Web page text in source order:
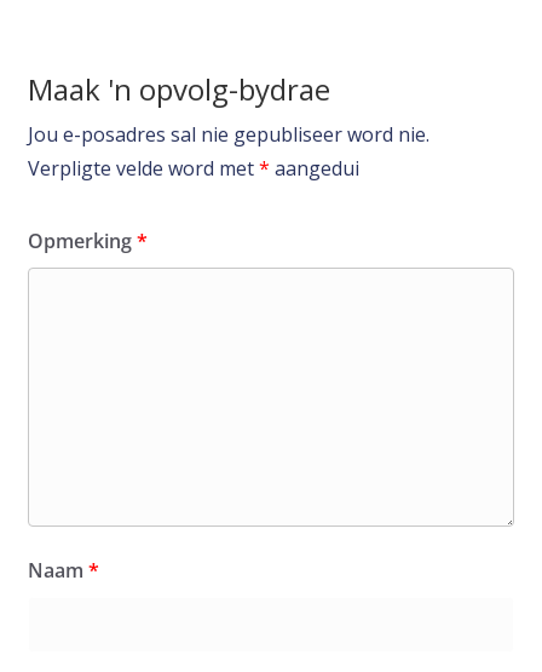
Maak 'n opvolg-bydrae
Jou e-posadres sal nie gepubliseer word nie.
Verpligte velde word met* aangedui
Opmerking*
Naam *